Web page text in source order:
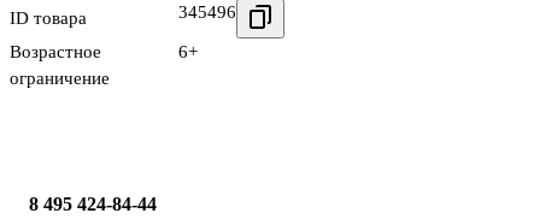
ID товара
345496
Возрастное
ограничение
6+
8 495 424-84-44